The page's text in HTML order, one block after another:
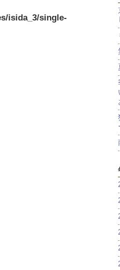
isida_3/single-